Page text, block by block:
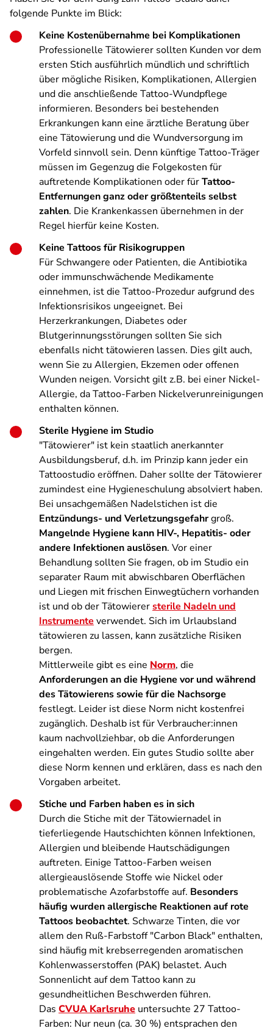
folgende Punkte im Blick:
Keine Kostenübernahme bei Komplikationen
Professionelle Tätowierer sollten Kunden vor dem
ersten Stich ausführlich mündlich und schriftlich
über mögliche Risiken, Komplikationen, Allergien
und die anschließende Tattoo-Wundpflege
informieren. Besonders bei bestehenden
Erkrankungen kann eine ärztliche Beratung über
eine Tätowierung und die Wundversorgung im
Vorfeld sinnvoll sein. Denn künftige Tattoo-Träger
müssen im Gegenzug die Folgekosten für
auftretende Komplikationen oder fürTattoo-
Entfernungen ganz oder größtenteils selbst
zahlen. Die Krankenkassen übernehmen in der
Regel hierfür keine Kosten.
Keine Tattoos für Risikogruppen
Für Schwangere oder Patienten, die Antibiotika
oder immunschwächende Medikamente
einnehmen, ist die Tattoo-Prozedur aufgrund des
Infektionsrisikos ungeeignet. Bei
Herzerkrankungen, Diabetes oder
Blutgerinnungsstörungen sollten Sie sich
ebenfalls nicht tätowieren lassen. Dies gilt auch,
wenn Sie zu Allergien, Ekzemen oder offenen
Wunden neigen. Vorsicht gilt z.B. bei einer Nickel-
Allergie, da Tattoo-Farben Nickelverunreinigungen
enthalten können.
Sterile Hygiene im Studio
"Tätowierer" ist kein staatlich anerkannter
Ausbildungsberuf, d.h. im Prinzip kann jeder ein
Tattoostudio eröffnen. Daher sollte der Tätowierer
zumindest eine Hygieneschulung absolviert haben.
Bei unsachgemäßen Nadelstichen ist die
Entzündungs- und Verletzungsgefahrgroß.
Mangelnde Hygiene kann HIV-, Hepatitis- oder
andere Infektionen auslösen. Vor einer
Behandlung sollten Sie fragen, ob im Studio ein
separater Raum mit abwischbaren Oberflächen
und Liegen mit frischen Einwegtüchern vorhanden
ist und ob der Tätowierersterile Nadeln und
Instrumente verwendet. Sich im Urlaubsland
tätowieren zu lassen, kann zusätzliche Risiken
bergen.
Mittlerweile gibt es eine Norm, die
Anforderungen an die Hygiene vor und während
des Tätowierens sowie für die Nachsorge
festlegt. Leider ist diese Norm nicht kostenfrei
zugänglich. Deshalb ist für Verbraucher:innen
kaum nachvollziehbar, ob die Anforderungen
eingehalten werden. Ein gutes Studio sollte aber
diese Norm kennen und erklären, dass es nach den
Vorgaben arbeitet.
Stiche und Farben haben es in sich
Durch die Stiche mit der Tätowiernadel in
tieferliegende Hautschichten können Infektionen,
Allergien und bleibende Hautschädigungen
auftreten. Einige Tattoo-Farben weisen
allergieauslösende Stoffe wie Nickel oder
problematische Azofarbstoffe auf. Besonders
häufig wurden allergische Reaktionen auf rote
Tattoos beobachtet. Schwarze Tinten, die vor
allem den Ruß-Farbstoff "Carbon Black" enthalten,
sind häufig mit krebserregenden aromatischen
Kohlenwasserstoffen (PAK) belastet. Auch
Sonnenlicht auf dem Tattoo kann zu
gesundheitlichen Beschwerden führen.
Das CVUA Karlsruhe untersuchte 27 Tattoo-
Farben: Nur neun (ca. 30 %) entsprachen den